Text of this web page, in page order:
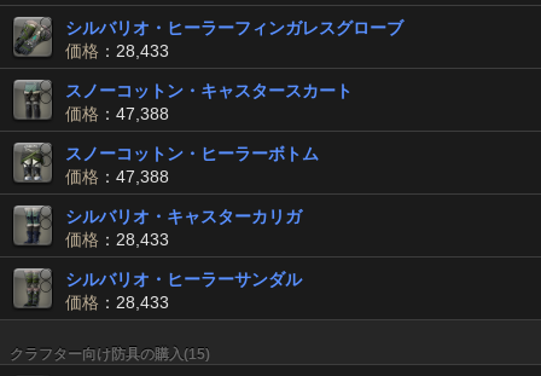
シルバリオ・ヒーラーフィンガレスグローブ
価格 ：28,433
スノーコットン・キャスタースカート
価格 ：47,388
スノーコットン・ヒーラーボトム
価格 ：47,388
シルバリオ・キャスターカリガ
価格 ：28,433
シルバリオ・ヒーラーサンダル
価格 ：28,433
クラフター向け防具の購入(15)